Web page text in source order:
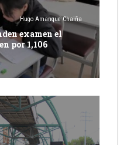
Hugo Amanque Chaiña
examen el
por 1,106